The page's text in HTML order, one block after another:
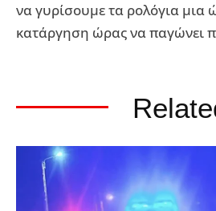
να γυρίσουμε τα ρολόγια μια
κατάργηση ώρας να παγώνει